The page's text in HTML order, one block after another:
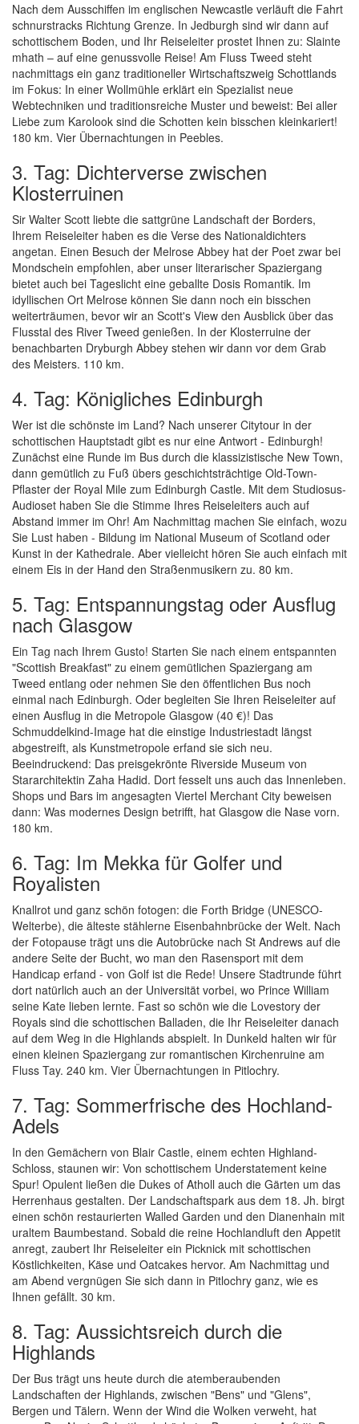
Nach dem Ausschiffen im englischen Newcastle verläuft die Fahrt
schnurstracks Richtung Grenze. In Jedburgh sind wir dann auf
schottischem Boden, und Ihr Reiseleiter prostet Ihnen zu: Slainte
mhath – auf eine genussvolle Reise! Am Fluss Tweed steht
nachmittags ein ganz traditioneller Wirtschaftszweig Schottlands
im Fokus: In einer Wollmühle erklärt ein Spezialist neue
Webtechniken und traditionsreiche Muster und beweist: Bei aller
Liebe zum Karolook sind die Schotten kein bisschen kleinkariert!
180 km. Vier Übernachtungen in Peebles.
3. Tag: Dichterverse zwischen
Klosterruinen
Sir Walter Scott liebte die sattgrüne Landschaft der Borders,
Ihrem Reiseleiter haben es die Verse des Nationaldichters
angetan. Einen Besuch der Melrose Abbey hat der Poet zwar bei
Mondschein empfohlen, aber unser literarischer Spaziergang
bietet auch bei Tageslicht eine geballte Dosis Romantik. Im
idyllischen Ort Melrose können Sie dann noch ein bisschen
weiterträumen, bevor wir an Scott's View den Ausblick über das
Flusstal des River Tweed genießen. In der Klosterruine der
benachbarten Dryburgh Abbey stehen wir dann vor dem Grab
des Meisters. 110 km.
4. Tag: Königliches Edinburgh
Wer ist die schönste im Land? Nach unserer Citytour in der
schottischen Hauptstadt gibt es nur eine Antwort - Edinburgh!
Zunächst eine Runde im Bus durch die klassizistische New Town,
dann gemütlich zu Fuß übers geschichtsträchtige Old-Town-
Pflaster der Royal Mile zum Edinburgh Castle. Mit dem Studiosus-
Audioset haben Sie die Stimme Ihres Reiseleiters auch auf
Abstand immer im Ohr! Am Nachmittag machen Sie einfach, wozu
Sie Lust haben - Bildung im National Museum of Scotland oder
Kunst in der Kathedrale. Aber vielleicht hören Sie auch einfach mit
einem Eis in der Hand den Straßenmusikern zu. 80 km.
5. Tag: Entspannungstag oder Ausflug
nach Glasgow
Ein Tag nach Ihrem Gusto! Starten Sie nach einem entspannten
"Scottish Breakfast" zu einem gemütlichen Spaziergang am
Tweed entlang oder nehmen Sie den öffentlichen Bus noch
einmal nach Edinburgh. Oder begleiten Sie Ihren Reiseleiter auf
einen Ausflug in die Metropole Glasgow (40 €)! Das
Schmuddelkind-Image hat die einstige Industriestadt längst
abgestreift, als Kunstmetropole erfand sie sich neu.
Beeindruckend: Das preisgekrönte Riverside Museum von
Stararchitektin Zaha Hadid. Dort fesselt uns auch das Innenleben.
Shops und Bars im angesagten Viertel Merchant City beweisen
dann: Was modernes Design betrifft, hat Glasgow die Nase vorn.
180 km.
6. Tag: Im Mekka für Golfer und
Royalisten
Knallrot und ganz schön fotogen: die Forth Bridge (UNESCO-
Welterbe), die älteste stählerne Eisenbahnbrücke der Welt. Nach
der Fotopause trägt uns die Autobrücke nach St Andrews auf die
andere Seite der Bucht, wo man den Rasensport mit dem
Handicap erfand - von Golf ist die Rede! Unsere Stadtrunde führt
dort natürlich auch an der Universität vorbei, wo Prince William
seine Kate lieben lernte. Fast so schön wie die Lovestory der
Royals sind die schottischen Balladen, die Ihr Reiseleiter danach
auf dem Weg in die Highlands abspielt. In Dunkeld halten wir für
einen kleinen Spaziergang zur romantischen Kirchenruine am
Fluss Tay. 240 km. Vier Übernachtungen in Pitlochry.
7. Tag: Sommerfrische des Hochland-
Adels
In den Gemächern von Blair Castle, einem echten Highland-
Schloss, staunen wir: Von schottischem Understatement keine
Spur! Opulent ließen die Dukes of Atholl auch die Gärten um das
Herrenhaus gestalten. Der Landschaftspark aus dem 18. Jh. birgt
einen schön restaurierten Walled Garden und den Dianenhain mit
uraltem Baumbestand. Sobald die reine Hochlandluft den Appetit
anregt, zaubert Ihr Reiseleiter ein Picknick mit schottischen
Köstlichkeiten, Käse und Oatcakes hervor. Am Nachmittag und
am Abend vergnügen Sie sich dann in Pitlochry ganz, wie es
Ihnen gefällt. 30 km.
8. Tag: Aussichtsreich durch die
Highlands
Der Bus trägt uns heute durch die atemberaubenden
Landschaften der Highlands, zwischen "Bens" und "Glens",
Bergen und Tälern. Wenn der Wind die Wolken verweht, hat